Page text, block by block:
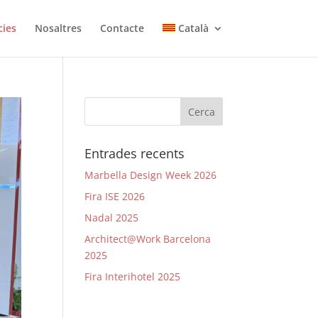
Nosaltres Contacte Català
Entrades recents
Marbella Design Week 2026
Fira ISE 2026
Nadal 2025
Architect@Work Barcelona
2025
Fira Interihotel 2025